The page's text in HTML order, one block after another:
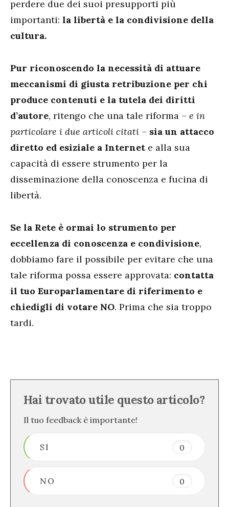
perdere due dei suoi presupporti più
importanti: la libertà e la condivisione della
cultura.
Pur riconoscendo la necessità di attuare
meccanismi di giusta retribuzione per chi
produce contenuti e la tutela dei diritti
d’autore, ritengo che una tale riforma – e in
particolare i due articoli citati – sia un attacco
diretto ed esiziale a Internet e alla sua
capacità di essere strumento per la
disseminazione della conoscenza e fucina di
libertà.
Se la Rete è ormai lo strumento per
eccellenza di conoscenza e condivisione,
dobbiamo fare il possibile per evitare che una
tale riforma possa essere approvata: contatta
il tuo Europarlamentare di riferimento e
chiedigli di votare NO. Prima che sia troppo
tardi.
Hai trovato utile questo articolo?
Il tuo feedback è importante!
SI 0
NO 0